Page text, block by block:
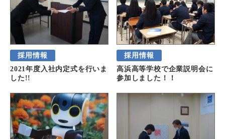
採用情報
2021年度入社内定式を行いま
した!!
採用情報
高浜高等学校で企業説明会に
参加しました！！